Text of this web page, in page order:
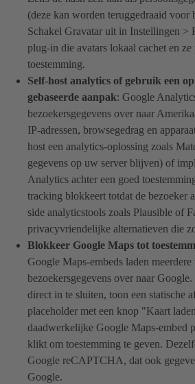
(deze kan worden teruggedraaid voor
Schakel Gravatar uit in Instellingen >
plug-in die avatars lokaal cachet en ze
toestemming.
Self-host analytics of gebruik een
gebaseerde aanpak: Google
bezoekersgegevens over naar
IP-adressen, browsegedrag en
host een analytics-oplossing zoals
gegevens op uw server blijven) of
Analytics achter een goed
tracking blokkeert totdat de bezoeker
side analyticstools zoals Plausible of
privacyvriendelijke alternatieven die
Blokkeer Google Maps tot
Google Maps-embeds laden
bezoekersgegevens over naar
direct in te sluiten, toon een statische
placeholder met een knop "Kaart
daadwerkelijke Google Maps-embed
klikt om toestemming te geven.
Google reCAPTCHA, dat ook
Google.